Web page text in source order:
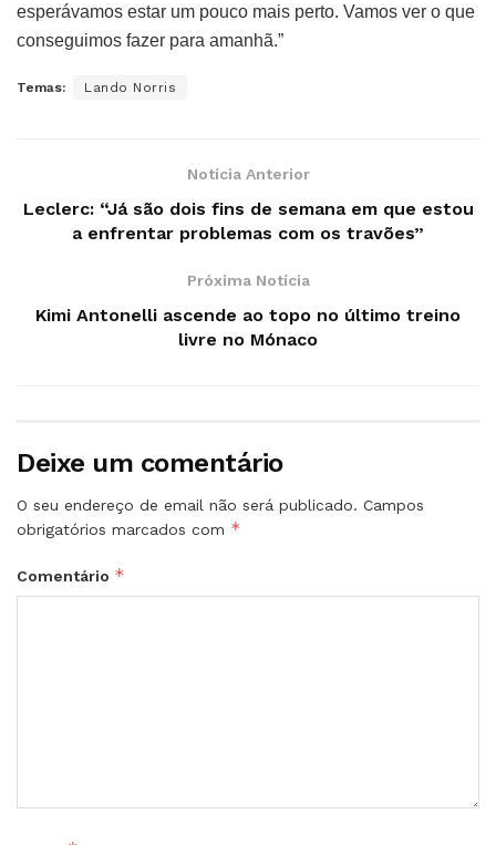
esperávamos estar um pouco mais perto. Vamos ver o que
conseguimos fazer para amanhã.”
Temas: Lando Norris
Notícia Anterior
Leclerc: “Já são dois fins de semana em que estou
a enfrentar problemas com os travões”
Próxima Notícia
Kimi Antonelli ascende ao topo no último treino
livre no Mónaco
Deixe um comentário
O seu endereço de email não será publicado. Campos
obrigatórios marcados com *
Comentário *